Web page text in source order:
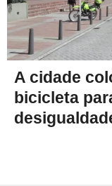
A cidade
bicicleta